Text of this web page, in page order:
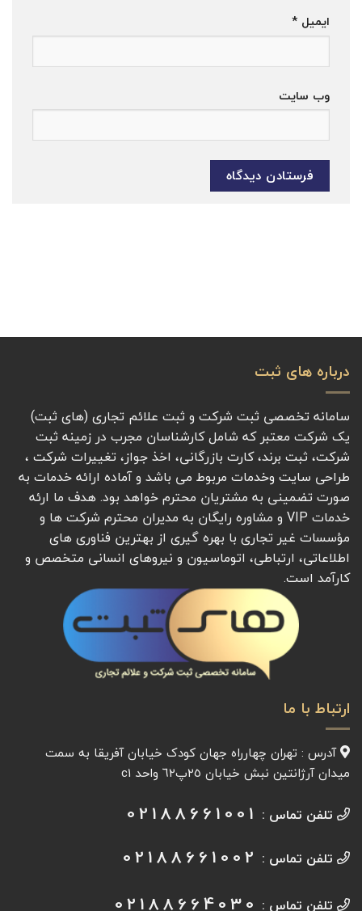
ایمیل *
وب‌ سایت
درباره های ثبت
سامانه تخصصی ثبت شرکت و ثبت علائم تجاری (های ثبت)
یک شرکت معتبر که شامل کارشناسان مجرب در زمینه ثبت
شرکت، ثبت برند، کارت بازرگانی، اخذ جواز، تغییرات شرکت ،
طراحی سایت وخدمات مربوط می باشد و آماده ارائه خدمات به
صورت تضمینی به مشتریان محترم خواهد بود. هدف ما ارئه
خدمات VIP و مشاوره رایگان به مدیران محترم شرکت ها و
مؤسسات غیر تجاری با بهره گیری از بهترین فناوری های
اطلاعاتی، ارتباطی، اتوماسیون و نیروهای انسانی متخصص و
کارآمد است.
ارتباط با ما
آدرس : تهران چهارراه جهان کودک خیابان آفريقا به سمت
میدان آرژانتين نبش خیابان ٢٥پ٦٢ واحد c1
تلفن تماس : 02188661001
تلفن تماس : 02188661002
تلفن تماس : 02188664030